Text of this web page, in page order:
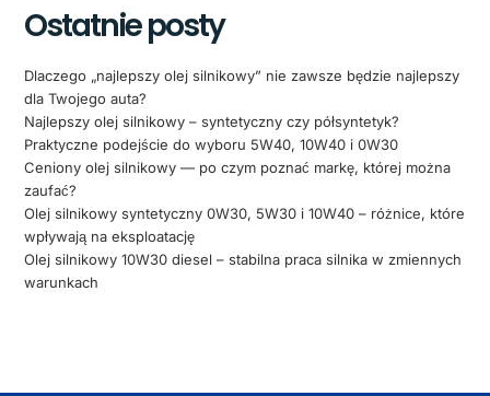
Ostatnie posty
Dlaczego „najlepszy olej silnikowy” nie zawsze będzie najlepszy
dla Twojego auta?
Najlepszy olej silnikowy – syntetyczny czy półsyntetyk?
Praktyczne podejście do wyboru 5W40, 10W40 i 0W30
Ceniony olej silnikowy — po czym poznać markę, której można
zaufać?
Olej silnikowy syntetyczny 0W30, 5W30 i 10W40 – różnice, które
wpływają na eksploatację
Olej silnikowy 10W30 diesel – stabilna praca silnika w zmiennych
warunkach